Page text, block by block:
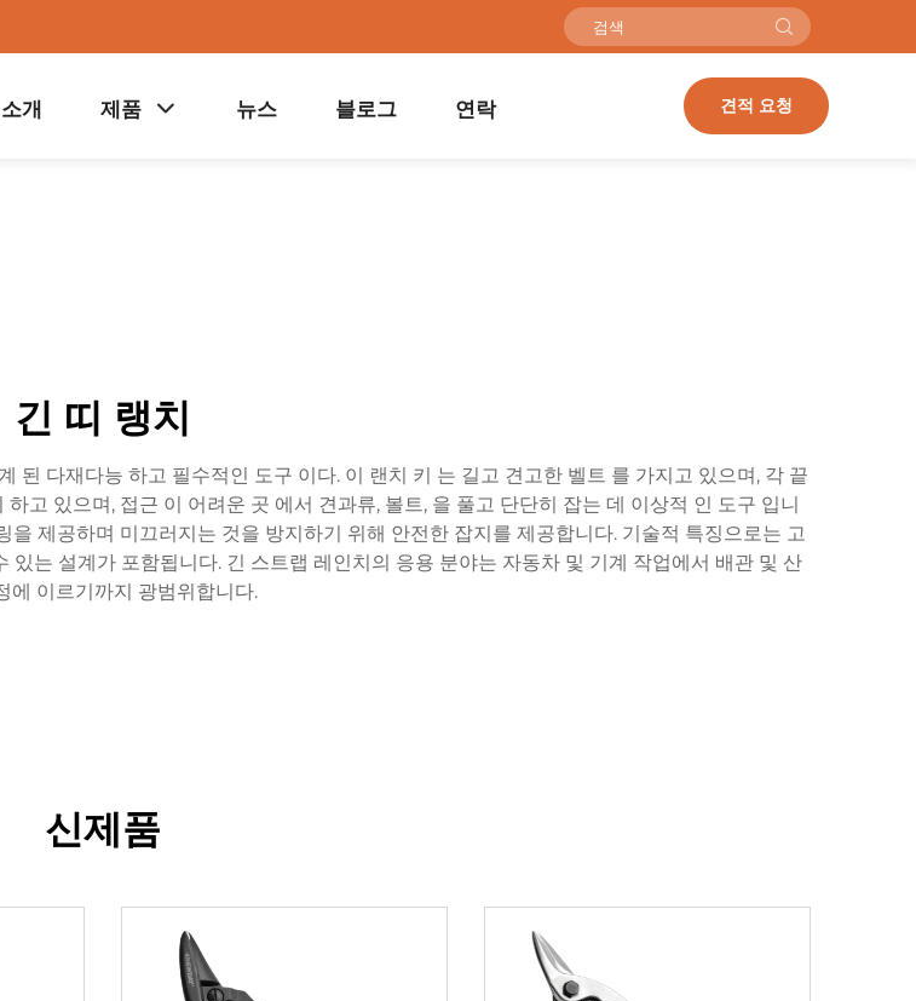
개 제품 뉴스 블로그 연락 견적 요청
긴 띠 랭치
된 다재다능 하고 필수적인 도구 이다. 이 랜치 키 는 길고 견고한 벨트 를 가지고 있으며, 각 끝
고 있으며, 접근 이 어려운 곳 에서 견과류, 볼트, 을 풀고 단단히 잡는 데 이상적 인 도구 입니
제공하며 미끄러지는 것을 방지하기 위해 안전한 잡지를 제공합니다. 기술적 특징으로는 고
는 설계가 포함됩니다. 긴 스트랩 레인치의 응용 분야는 자동차 및 기계 작업에서 배관 및 산
에 이르기까지 광범위합니다.
신제품